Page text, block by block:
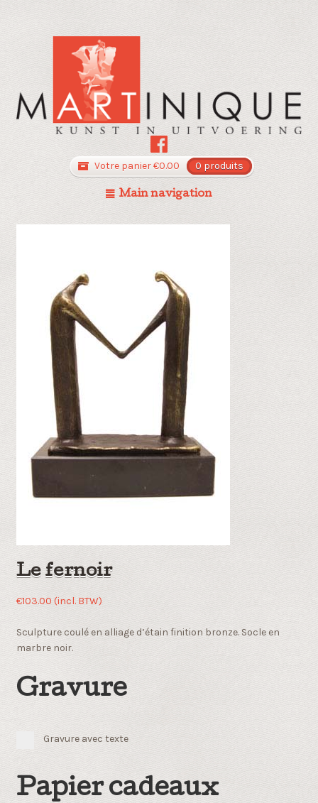
Votre panier€0.00 0 produits
Main navigation
Le fernoir
€103.00 (incl. BTW)
Sculpture coulé en alliage d’étain finition bronze. Socle en
marbre noir.
Gravure
Gravure avec texte
Papier cadeaux